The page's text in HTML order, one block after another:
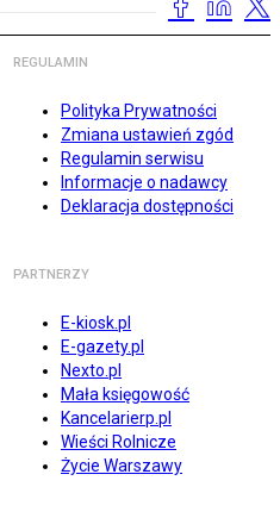
REGULAMIN
Polityka Prywatności
Zmiana ustawień zgód
Regulamin serwisu
Informacje o nadawcy
Deklaracja dostępności
PARTNERZY
E-kiosk.pl
E-gazety.pl
Nexto.pl
Mała księgowość
Kancelarierp.pl
Wieści Rolnicze
Życie Warszawy